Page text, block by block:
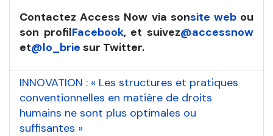
Contactez Access Now via sonsite webou
son profilFacebook, et suivez@accessnow
et@lo_brie sur Twitter.
INNOVATION : « Les structures et pratiques
conventionnelles en matière de droits
humains ne sont plus optimales ou
suffisantes »